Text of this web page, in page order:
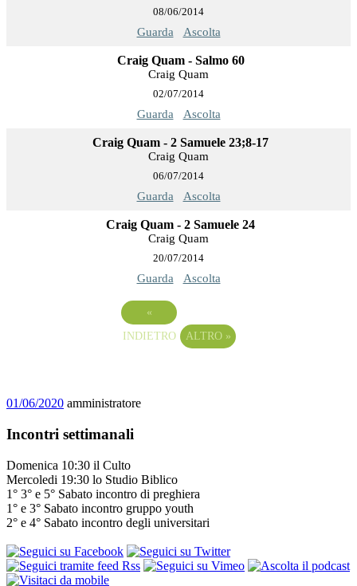
08/06/2014
Guarda Ascolta
Craig Quam - Salmo 60
Craig Quam
02/07/2014
Guarda Ascolta
Craig Quam - 2 Samuele 23;8-17
Craig Quam
06/07/2014
Guarda Ascolta
Craig Quam - 2 Samuele 24
Craig Quam
20/07/2014
Guarda Ascolta
«
INDIETRO
ALTRO »
01/06/2020 amministratore
Incontri settimanali
Domenica 10:30 il Culto
Mercoledi 19:30 lo Studio Biblico
1° 3° e 5° Sabato incontro di preghiera
1° e 3° Sabato incontro gruppo youth
2° e 4° Sabato incontro degli universitari